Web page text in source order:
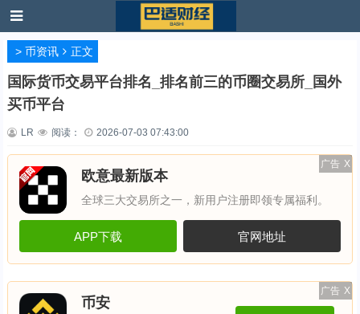
> 币资讯 正文
国际货币交易平台排名_排名前三的币圈交易所_国外
买币平台
LR 阅读： 2026-07-03 07:43:00
广告 X
欧意最新版本
全球三大交易所之一，新用户注册即领专属福利。
APP下载 官网地址
广告 X
币安